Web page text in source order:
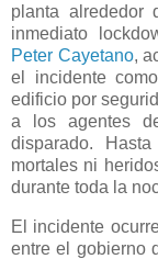
planta alrededor
inmediato
Peter Cayetano,
el incidente
edificio por
a los agentes
disparado.
mortales ni
durante toda la
El incidente
entre el gobierno